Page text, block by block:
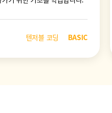
텐저블 코딩 BASIC